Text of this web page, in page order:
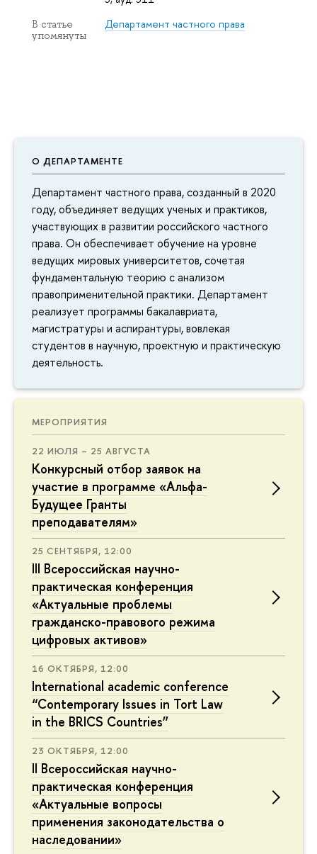
О ДЕПАРТАМЕНТЕ
Департамент частного права, созданный в 2020
году, объединяет ведущих ученых и практиков,
участвующих в развитии российского частного
права. Он обеспечивает обучение на уровне
ведущих мировых университетов, сочетая
фундаментальную теорию с анализом
правоприменительной практики. Департамент
реализует программы бакалавриата,
магистратуры и аспирантуры, вовлекая
студентов в научную, проектную и практическую
деятельность.
МЕРОПРИЯТИЯ
22 ИЮЛЯ – 25 АВГУСТА
Конкурсный отбор заявок на
участие в программе «Альфа-
Будущее Гранты
преподавателям»
25 СЕНТЯБРЯ, 12:00
III Всероссийская научно-
практическая конференция
«Актуальные проблемы
гражданско-правового режима
цифровых активов»
16 ОКТЯБРЯ, 12:00
International academic conference
“Contemporary Issues in Tort Law
in the BRICS Countries”
23 ОКТЯБРЯ, 12:00
II Всероссийская научно-
практическая конференция
«Актуальные вопросы
применения законодательства о
наследовании»
В статье
упомянуты
Департамент частного права